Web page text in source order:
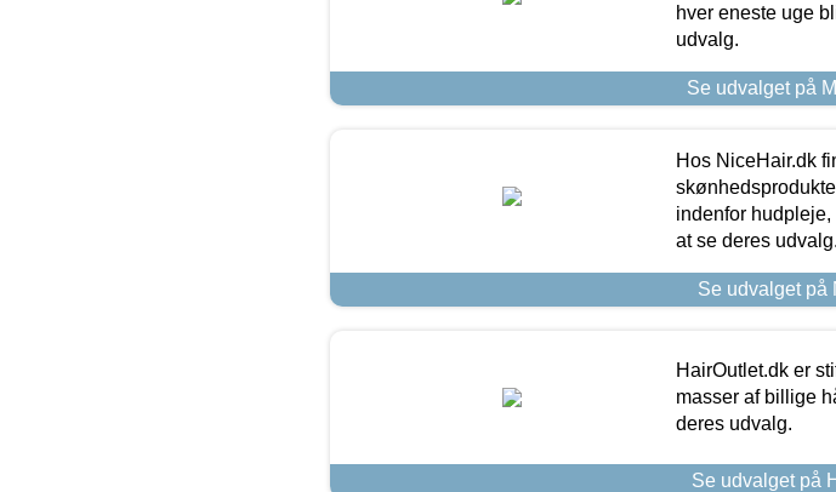
hver eneste uge
udvalg.
Se udvalget på
Hos NiceHair.dk
indenfor
at se deres udvalg.
Se udvalget på
HairOutlet.dk er
masser af billige
deres udvalg.
Se udvalget på